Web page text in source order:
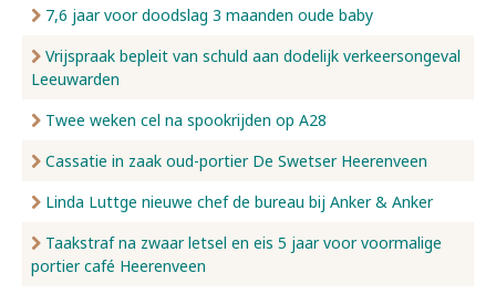
7,6 jaar voor doodslag 3 maanden oude baby
Vrijspraak bepleit van schuld aan dodelijk verkeersongeval
Leeuwarden
Twee weken cel na spookrijden op A28
Cassatie in zaak oud-portier De Swetser Heerenveen
Linda Luttge nieuwe chef de bureau bij Anker & Anker
Taakstraf na zwaar letsel en eis 5 jaar voor voormalige
portier café Heerenveen